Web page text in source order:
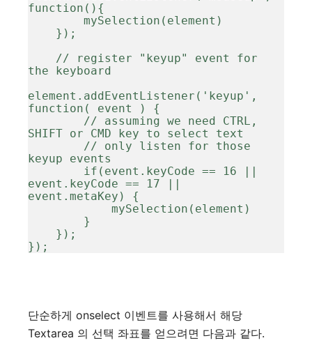
function(){
the keyboard
element.addEventListener('keyup',
function( event ) {
SHIFT or CMD key to select text
keyup events
event.keyCode == 17 ||
event.metaKey) {
});
단순하게 onselect 이벤트를 사용해서 해당
Textarea 의 선택 좌표를 얻으려면 다음과 같다.